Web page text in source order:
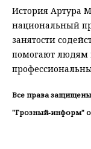
История Артура
национальный
занятости
помогают людям
Все права
"Грозный-информ"